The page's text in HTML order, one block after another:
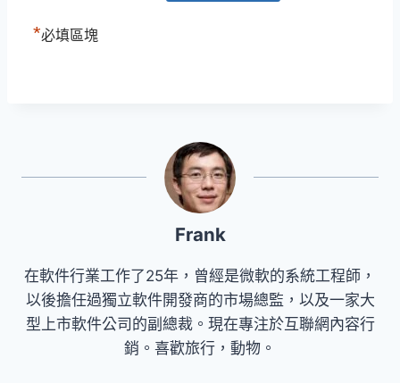
*必填區塊
Frank
在軟件行業工作了25年，曾經是微軟的系統工程師，
以後擔任過獨立軟件開發商的市場總監，以及一家大
型上市軟件公司的副總裁。現在專注於互聯網內容行
銷。喜歡旅行，動物。